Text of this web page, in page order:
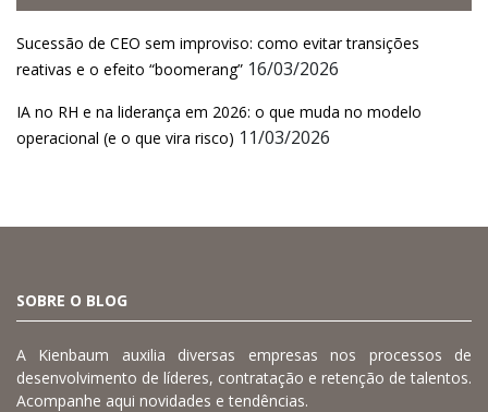
Sucessão de CEO sem improviso: como evitar transições
reativas e o efeito “boomerang” 16/03/2026
IA no RH e na liderança em 2026: o que muda no modelo
operacional (e o que vira risco) 11/03/2026
SOBRE O BLOG
A Kienbaum auxilia diversas empresas nos processos de
desenvolvimento de líderes, contratação e retenção de talentos.
Acompanhe aqui novidades e tendências.